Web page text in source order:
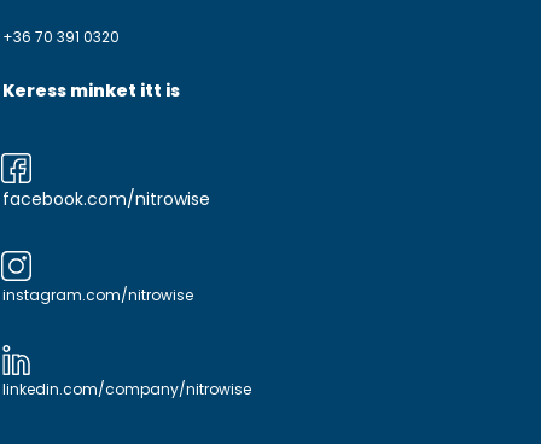
+36 70 391 0320
Keress minket itt is
facebook.com/nitrowise
instagram.com/nitrowise
linkedin.com/company/nitrowise